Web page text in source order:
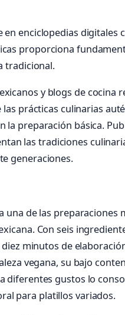
en enciclopedias digitales
proporciona
tradicional.
y blogs de cocina
prácticas culinarias
la preparación básica.
las tradiciones
generaciones.
una de las preparaciones
Con seis
minutos de
vegana, su bajo
diferentes gustos lo
para platillos variados.